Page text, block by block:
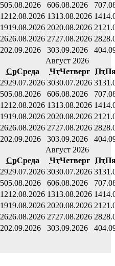
505.08.2026 606.08.2026 7
1212.08.2026 1313.08.2026 14
1919.08.2026 2020.08.2026 21
2626.08.2026 2727.08.2026 28
202.09.2026 303.09.2026 4
Август 2026
СрСреда ЧтЧетверг Пт
2929.07.2026 3030.07.2026 31
505.08.2026 606.08.2026 7
1212.08.2026 1313.08.2026 14
1919.08.2026 2020.08.2026 21
2626.08.2026 2727.08.2026 28
202.09.2026 303.09.2026 4
Август 2026
СрСреда ЧтЧетверг Пт
2929.07.2026 3030.07.2026 31
505.08.2026 606.08.2026 7
1212.08.2026 1313.08.2026 14
1919.08.2026 2020.08.2026 21
2626.08.2026 2727.08.2026 28
202.09.2026 303.09.2026 4